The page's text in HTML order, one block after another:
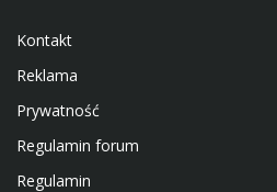
Kontakt
Reklama
Prywatność
Regulamin forum
Regulamin